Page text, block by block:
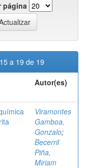
página
a 19 de 19
Autor(es)
Viramontes
Gamboa,
Gonzalo;
Becerril
Piña,
Miriam